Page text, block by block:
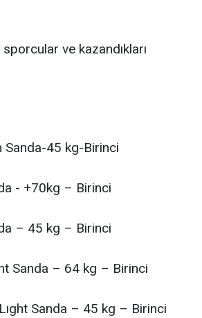
ve kazandıkları
Sanda-45 kg-Birinci
- +70kg – Birinci
– 45 kg – Birinci
Sanda – 64 kg – Birinci
Sanda – 45 kg – Birinci